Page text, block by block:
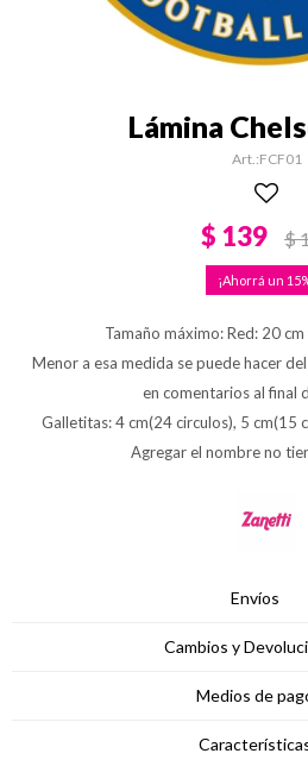
Lámina
FCF01
$ 139 $
15
Tamaño máximo: Red: 20
Menor a esa medida se puede hacer
en comentarios al final
Galletitas: 4 cm(24 circulos), 5 cm(15
Agregar el nombre no
Envíos
Cambios y
Medios de